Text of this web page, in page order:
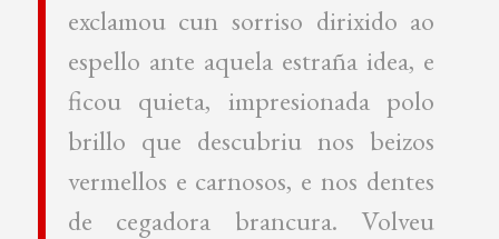
exclamou cun sorriso dirixido ao
espello ante aquela estraña idea, e
ficou quieta, impresionada polo
brillo que descubriu nos beizos
vermellos e carnosos, e nos dentes
de cegadora brancura. Volveu